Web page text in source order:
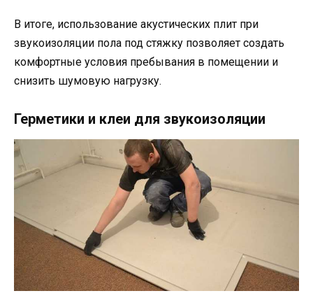
В итоге, использование акустических плит при
звукоизоляции пола под стяжку позволяет создать
комфортные условия пребывания в помещении и
снизить шумовую нагрузку.
Герметики и клеи для звукоизоляции